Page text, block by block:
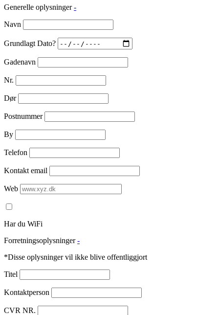
Generelle oplysninger -
Navn
Grundlagt Dato?
Gadenavn
Nr.
Dør
Postnummer
By
Telefon
Kontakt email
Web
Har du WiFi
Forretningsoplysninger -
*Disse oplysninger vil ikke blive offentliggjort
Titel
Kontaktperson
CVR NR.